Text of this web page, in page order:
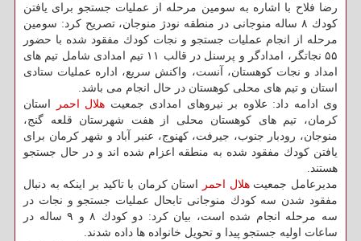
رضا فلاح با اشاره به سومین مرحله از عملیات جستجو برای یافتن
كودك ۸ ساله منوجانی در منطقه نودژ منوجان، تصریح كرد: سومین
مرحله از انجام عملیات جستجو و نجات كودك مفقود شده با حضور
۵۵ نجاتگر، امدادگر و پرسنل در قالب ۱۱ تیم امدادی شامل تیم های
امداد و نجات كوهستان، آنست، واكنش سریع، اداره عملیات ستادی
استان و تیم های محلی كوهستان در حال انجام می باشد.
وی ادامه داد: علاوه بر نیروهای امدادی جمعیت هلال احمر
استان
كرمان، تیم های كوهستان محلی از هفت شهرستان قلعه گنج،
منوجان، رودبار جنوب، جیرفت، كهنوج، عنبر آباد و شهر كرمان برای
یافتن كودك مفقود شده به منطقه اعزام شده اند و در حال جستجو
هستند.
مدیرعامل جمعیتهلال احمر
استان كرمان با تاكید بر اینكه به دنبال
مفقود شدن سه كودك منوجانی تابحال عملیات جستجو و نجات در
سه مرحله انجام شده است، بیان كرد: دو كودك ۸ و ۹ ساله در
ساعات اولیه جستجو پیدا و تحویل خانواده ها داده شدند.